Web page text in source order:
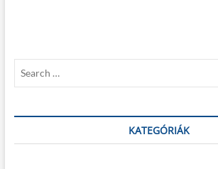
z
é
s
n
s
:
:
KATEGÓRIÁK